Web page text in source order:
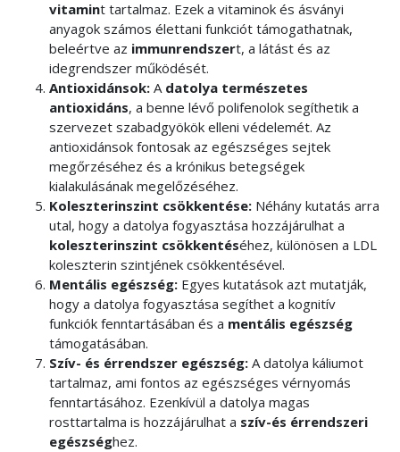
vitamint tartalmaz. Ezek a vitaminok és ásványi
anyagok számos élettani funkciót támogathatnak,
beleértve az immunrendszert, a látást és az
idegrendszer működését.
Antioxidánsok: Adatolya természetes
antioxidáns, a benne lévő polifenolok segíthetik a
szervezet szabadgyökök elleni védelemét. Az
antioxidánsok fontosak az egészséges sejtek
megőrzéséhez és a krónikus betegségek
kialakulásának megelőzéséhez.
Koleszterinszint csökkentése: Néhány kutatás arra
utal, hogy a datolya fogyasztása hozzájárulhat a
koleszterinszint csökkentéséhez, különösen a LDL
koleszterin szintjének csökkentésével.
Mentális egészség: Egyes kutatások azt mutatják,
hogy a datolya fogyasztása segíthet a kognitív
funkciók fenntartásában és a mentális egészség
támogatásában.
Szív- és érrendszer egészség: A datolya káliumot
tartalmaz, ami fontos az egészséges vérnyomás
fenntartásához. Ezenkívül a datolya magas
rosttartalma is hozzájárulhat a szív-és érrendszeri
egészséghez.